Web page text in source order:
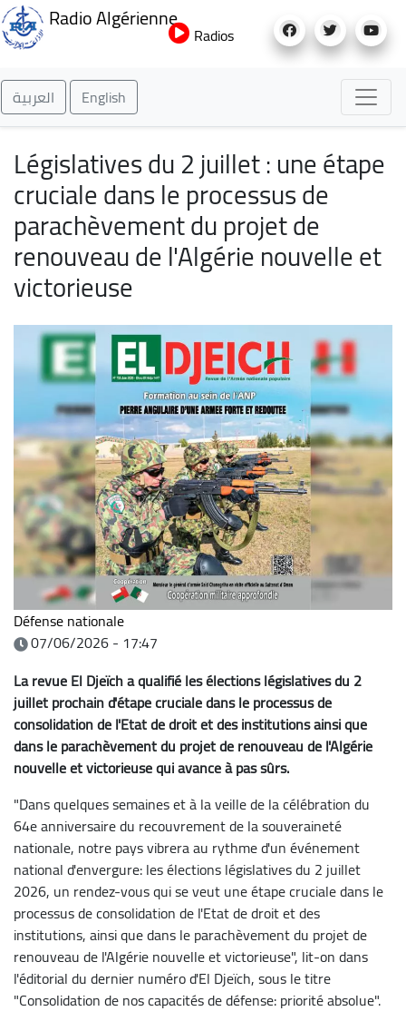
au
Radio Algérienne
Radios
العربية English
Législatives du 2 juillet : une étape
cruciale dans le processus de
parachèvement du projet de
renouveau de l'Algérie nouvelle et
victorieuse
Défense nationale
07/06/2026 - 17:47
La revue El Djeïch a qualifié les élections législatives du 2
juillet prochain d'étape cruciale dans le processus de
consolidation de l'Etat de droit et des institutions ainsi que
dans le parachèvement du projet de renouveau de l'Algérie
nouvelle et victorieuse qui avance à pas sûrs.
"Dans quelques semaines et à la veille de la célébration du
64e anniversaire du recouvrement de la souveraineté
nationale, notre pays vibrera au rythme d'un événement
national d'envergure: les élections législatives du 2 juillet
2026, un rendez-vous qui se veut une étape cruciale dans le
processus de consolidation de l'Etat de droit et des
institutions, ainsi que dans le parachèvement du projet de
renouveau de l'Algérie nouvelle et victorieuse", lit-on dans
l'éditorial du dernier numéro d'El Djeïch, sous le titre
"Consolidation de nos capacités de défense: priorité absolue".